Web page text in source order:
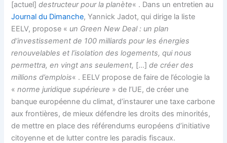
[actuel]destructeur pour la planète« . Dans un entretien au
Journal du Dimanche, Yannick Jadot, qui dirige la liste
EELV, propose « un Green New Deal : un plan
d’investissement de 100 milliards pour les énergies
renouvelables et l’isolation des logements, qui nous
permettra, en vingt ans seulement, […]de créer des
millions d’emplois« . EELV propose de faire de l’écologie la
«norme juridique supérieure » de l’UE, de créer une
banque européenne du climat, d’instaurer une taxe carbone
aux frontières, de mieux défendre les droits des minorités,
de mettre en place des référendums européens d’initiative
citoyenne et de lutter contre les paradis fiscaux.